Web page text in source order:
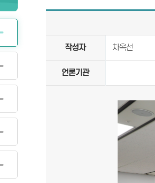
작성자 차옥선
언론기관